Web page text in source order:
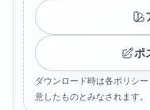
ポ
ダウンロード時は各ポリシー
意したものとみなされます。